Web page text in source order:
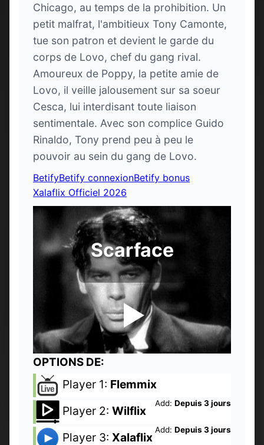
Chicago, au temps de la prohibition. Un
petit malfrat, l'ambitieux Tony Camonte,
tue son patron et devient le garde du
corps de Lovo, chef du gang rival.
Amoureux de Poppy, la petite amie de
Lovo, il veille jalousement sur sa soeur
Cesca, lui interdisant toute liaison
sentimentale. Avec son complice Guido
Rinaldo, Tony prend peu à peu le
pouvoir au sein du gang de Lovo.
BetifyBetify connexionBetify bonus
Xalaflix Officiel 2026
Scarface
OPTIONS DE:
Player 1: Flemmix
Add: Depuis 3 jours
Player 2: Wilflix
Add: Depuis 3 jours
Player 3: Xalaflix